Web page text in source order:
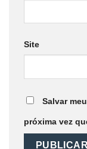
Site
Salvar
próxima vez